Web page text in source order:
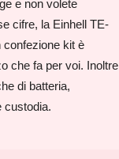
e non volete
cifre, la Einhell TE-
confezione kit è
che fa per voi. Inoltre
di batteria,
custodia.